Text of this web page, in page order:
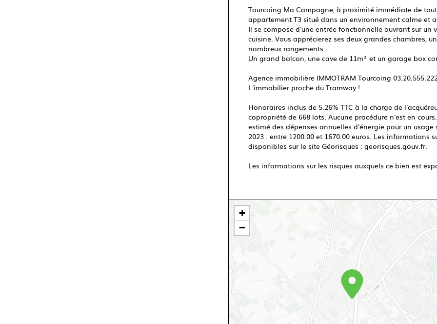
Tourcoing Ma Campagne, à proximité immédiate de
appartement T3 situé dans un environnement calme et
Il se compose d'une entrée fonctionnelle ouvrant sur
cuisine. Vous apprécierez ses deux grandes chambres,
nombreux rangements.
Un grand balcon, une cave de 11m² et un garage box
Agence immobilière IMMOTRAM Tourcoing
L'immobilier proche du Tramway !
Honoraires inclus de 5.26% TTC à la charge de
copropriété de 668 lots. Aucune procédure n'est en
estimé des dépenses annuelles d'énergie pour un
2023 : entre 1200.00 et 1670.00 euros. Les informations
disponibles sur le site Géorisques : georisques.gouv.fr.
Les informations sur les risques auxquels ce bien est
+
−